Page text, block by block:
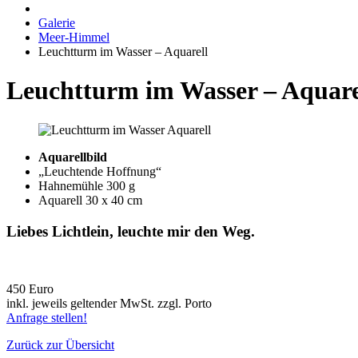
Galerie
Meer-Himmel
Leuchtturm im Wasser – Aquarell
Leuchtturm im Wasser –
Aquarellbild
„Leuchtende Hoffnung“
Hahnemühle 300 g
Aquarell 30 x 40 cm
Liebes Lichtlein, leuchte mir den Weg.
450 Euro
inkl. jeweils geltender MwSt. zzgl. Porto
Anfrage stellen!
Zurück zur Übersicht